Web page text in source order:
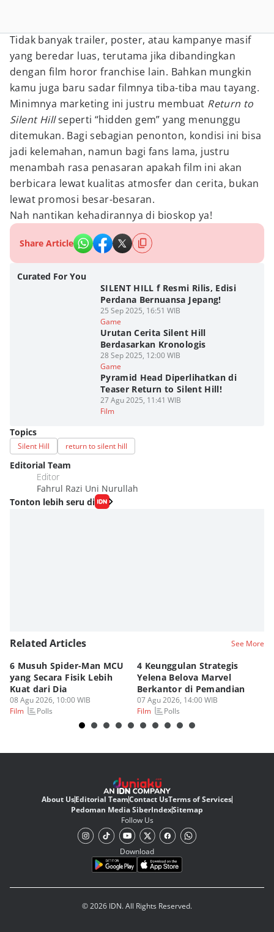
Tidak banyak trailer, poster, atau kampanye masif
yang beredar luas, terutama jika dibandingkan
dengan film horor franchise lain. Bahkan mungkin
kamu juga baru sadar filmnya tiba-tiba mau tayang.
Minimnya marketing ini justru membuat Return to
Silent Hillseperti “hidden gem” yang menunggu
ditemukan. Bagi sebagian penonton, kondisi ini bisa
jadi kelemahan, namun bagi fans lama, justru
menambah rasa penasaran apakah film ini akan
berbicara lewat kualitas atmosfer dan cerita, bukan
lewat promosi besar-besaran.
Nah nantikan kehadirannya di bioskop ya!
Share Article
Curated For You
SILENT HILL f Resmi Rilis, Edisi
Perdana Bernuansa Jepang!
25 Sep 2025, 16:51 WIB
Game
Urutan Cerita Silent Hill
Berdasarkan Kronologis
28 Sep 2025, 12:00 WIB
Game
Pyramid Head Diperlihatkan di
Teaser Return to Silent Hill!
27 Agu 2025, 11:41 WIB
Film
Topics
Silent Hill return to silent hill
Editorial Team
Editor
Fahrul Razi Uni Nurullah
Tonton lebih seru di
Related Articles See More
6 Musuh Spider-Man MCU
yang Secara Fisik Lebih
Kuat dari Dia
08 Agu 2026, 10:00 WIB
Film
Polls
4 Keunggulan Strategis
Yelena Belova Marvel
Berkantor di Pemandian
07 Agu 2026, 14:00 WIB
Film
Polls
About UsEditorial TeamContact UsTerms of Services
Pedoman Media SiberIndexSitemap
Follow Us
Download
© 2026 IDN. All Rights Reserved.